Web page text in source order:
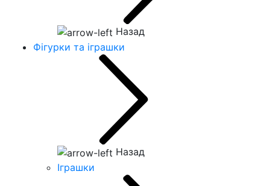
Назад
Фігурки та іграшки
Назад
Іграшки